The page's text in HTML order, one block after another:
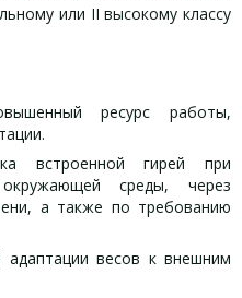
или II высокому классу
ресурс работы,
встроенной гирей при
среды, через
а также по требованию
адаптации весов к внешним